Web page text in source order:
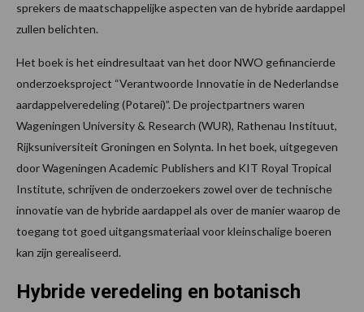
sprekers de maatschappelijke aspecten van de hybride aardappel
zullen belichten.
Het boek is het eindresultaat van het door NWO gefinancierde
onderzoeksproject “Verantwoorde Innovatie in de Nederlandse
aardappelveredeling (Potarei)”. De projectpartners waren
Wageningen University & Research (WUR), Rathenau Instituut,
Rijksuniversiteit Groningen en Solynta. In het boek, uitgegeven
door Wageningen Academic Publishers and KIT Royal Tropical
Institute, schrijven de onderzoekers zowel over de technische
innovatie van de hybride aardappel als over de manier waarop de
toegang tot goed uitgangsmateriaal voor kleinschalige boeren
kan zijn gerealiseerd.
Hybride veredeling en botanisch